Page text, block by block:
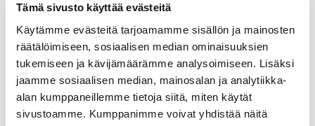
Tämä sivusto käyttää evästeitä
Käytämme evästeitä tarjoamamme sisällön ja mainosten
räätälöimiseen, sosiaalisen median ominaisuuksien
tukemiseen ja kävijämäärämme analysoimiseen. Lisäksi
jaamme sosiaalisen median, mainosalan ja analytiikka-
alan kumppaneillemme tietoja siitä, miten käytät
sivustoamme. Kumppanimme voivat yhdistää näitä
"Some on monelle
nuorelle eräänlainen
henkireikä" – aikuiseksi
kasvaminen somessa
herättää ristiriitaisia
tunteita